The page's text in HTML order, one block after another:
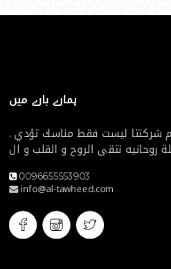
ہمارے بارے میں
شركتنا ليست فقط مناسك تؤدي .
روحانيه تنقى الروح و القلب و ال
0096655553903
info@al-tawheed.com